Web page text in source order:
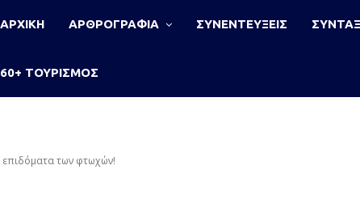
ΑΡΧΙΚΗ ΑΡΘΡΟΓΡΑΦΙΑ ΣΥΝΕΝΤΕΥΞΕΙΣ
60+ ΤΟΥΡΙΣΜΟΣ
των φτωχών!